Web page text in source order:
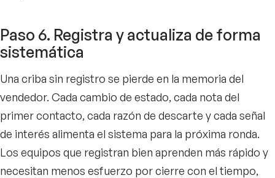
Paso 6. Registra y actualiza de forma
sistemática
Una criba sin registro se pierde en la memoria del
vendedor. Cada cambio de estado, cada nota del
primer contacto, cada razón de descarte y cada señal
de interés alimenta el sistema para la próxima ronda.
Los equipos que registran bien aprenden más rápido y
necesitan menos esfuerzo por cierre con el tiempo,